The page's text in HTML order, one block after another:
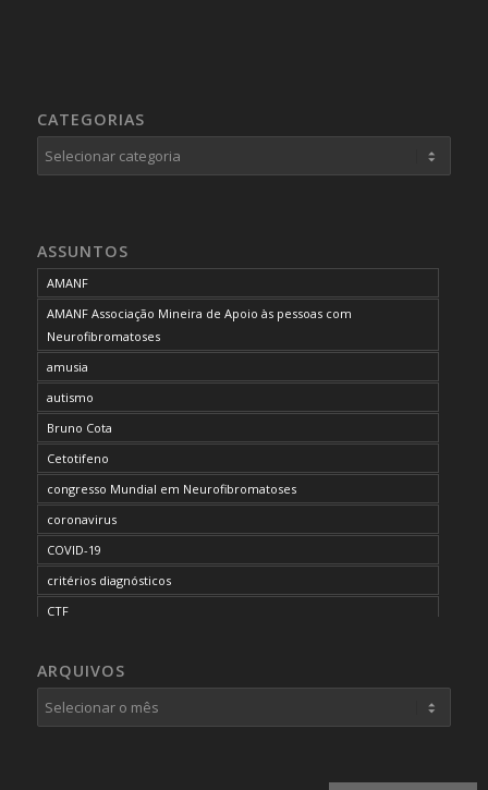
CATEGORIAS
Categorias
ASSUNTOS
AMANF
AMANF Associação Mineira de Apoio às pessoas com
Neurofibromatoses
amusia
autismo
Bruno Cota
Cetotifeno
congresso Mundial em Neurofibromatoses
coronavirus
COVID-19
critérios diagnósticos
CTF
desordem do processamento auditivo
diagnóstico
ARQUIVOS